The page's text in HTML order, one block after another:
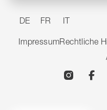
DE FR IT
ImpressumRechtliche